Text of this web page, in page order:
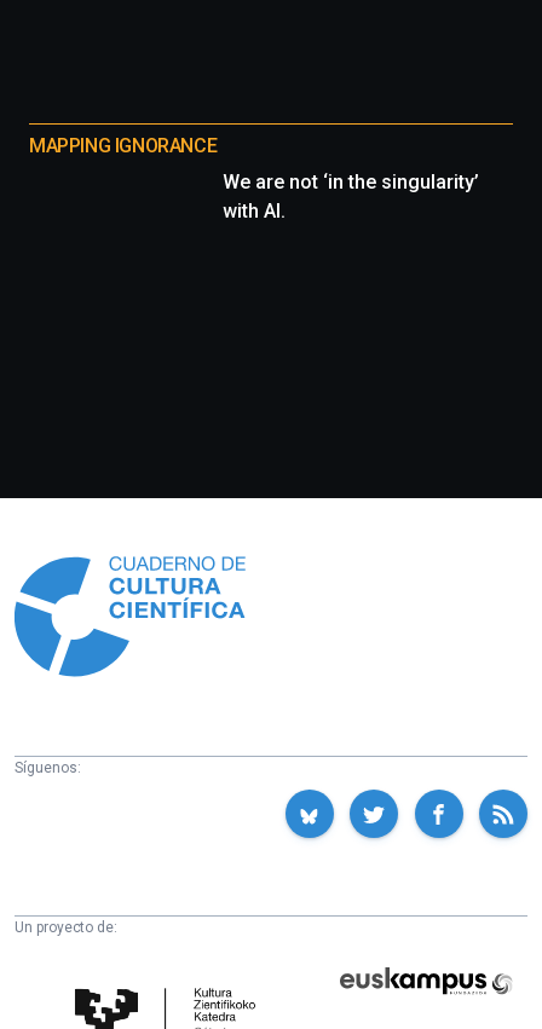
MAPPING IGNORANCE
We are not ‘in the singularity’
with AI.
Síguenos:
Un proyecto de:
Cultura
Fundazioa